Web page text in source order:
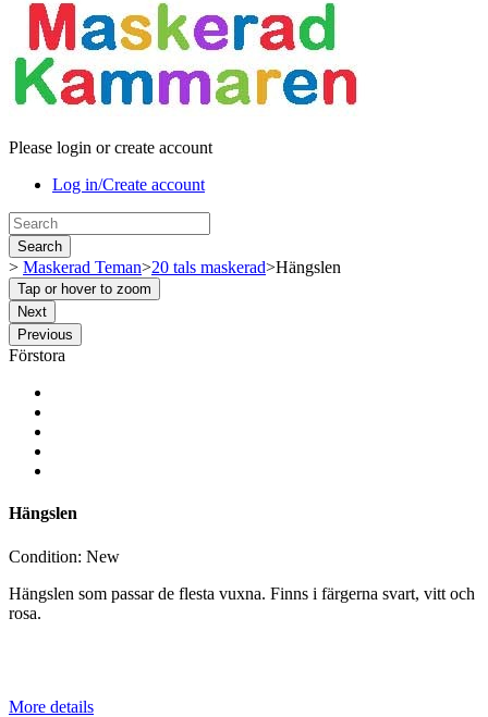
Please login or create account
Log in/Create account
Search
> Maskerad Teman>20 tals maskerad>Hängslen
Tap or hover to zoom
Next
Previous
Förstora
Hängslen
Condition: New
Hängslen som passar de flesta vuxna. Finns i färgerna svart, vitt och
rosa.
More details